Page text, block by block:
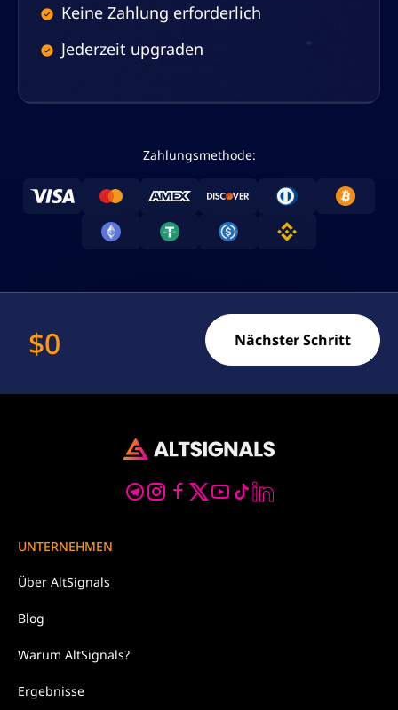
Keine Zahlung erforderlich
Jederzeit upgraden
Zahlungsmethode:
$0 Nächster Schritt
UNTERNEHMEN
Über AltSignals
Blog
Warum AltSignals?
Ergebnisse